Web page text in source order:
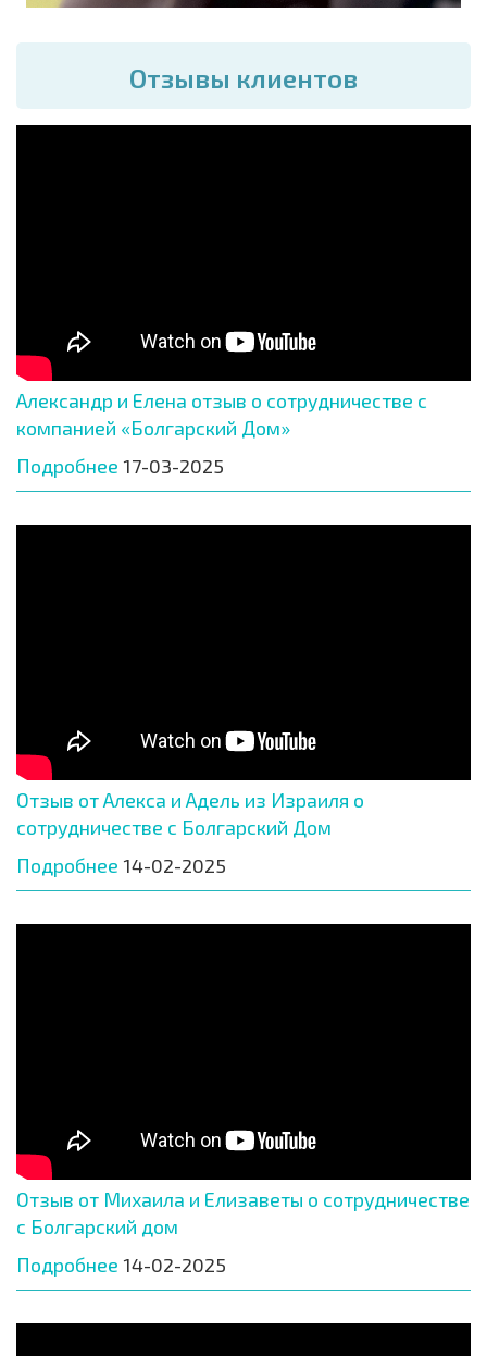
Отзывы клиентов
Александр и Елена отзыв о сотрудничестве с
компанией «Болгарский Дом»
Подробнее 17-03-2025
Отзыв от Алекса и Адель из Израиля о
сотрудничестве с Болгарский Дом
Подробнее 14-02-2025
Отзыв от Михаила и Елизаветы о сотрудничестве
с Болгарский дом
Подробнее 14-02-2025